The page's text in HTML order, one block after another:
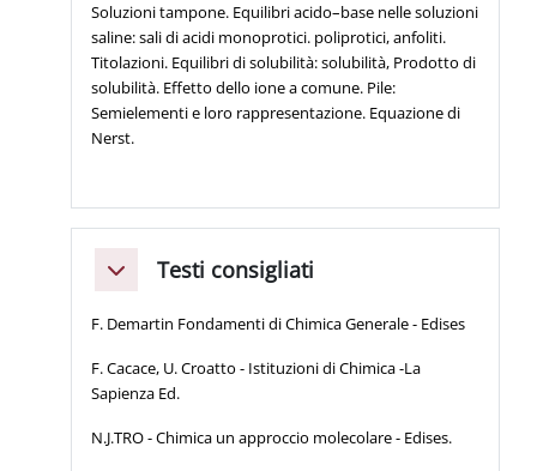
Soluzioni tampone. Equilibri acido–base nelle soluzioni
saline: sali di acidi monoprotici. poliprotici, anfoliti.
Titolazioni. Equilibri di solubilità: solubilità, Prodotto di
solubilità. Effetto dello ione a comune. Pile:
Semielementi e loro rappresentazione. Equazione di
Nerst.
MinimizzaTesti consigliati
F. Demartin Fondamenti di Chimica Generale - Edises
F. Cacace, U. Croatto - Istituzioni di Chimica -La
Sapienza Ed.
N.J.TRO - Chimica un approccio molecolare - Edises.